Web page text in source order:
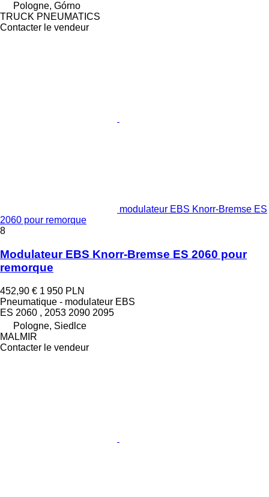
Pologne, Górno
TRUCK PNEUMATICS
Contacter le vendeur
modulateur EBS Knorr-Bremse ES
2060 pour remorque
8
Modulateur EBS Knorr-Bremse ES 2060 pour
remorque
452,90 € 1 950 PLN
Pneumatique - modulateur EBS
ES 2060 , 2053 2090 2095
Pologne, Siedlce
MALMIR
Contacter le vendeur